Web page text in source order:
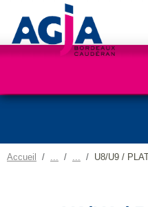
Accueil U8/U9 /
Panneau de gestion des